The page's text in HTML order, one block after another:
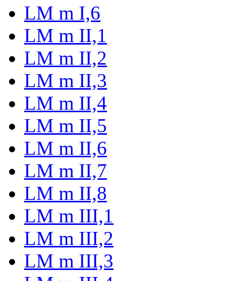
LM m I,6
LM m II,1
LM m II,2
LM m II,3
LM m II,4
LM m II,5
LM m II,6
LM m II,7
LM m II,8
LM m III,1
LM m III,2
LM m III,3